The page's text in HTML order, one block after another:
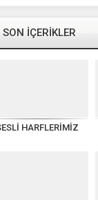
SON İÇERİKLER
HARFLERİMİZ